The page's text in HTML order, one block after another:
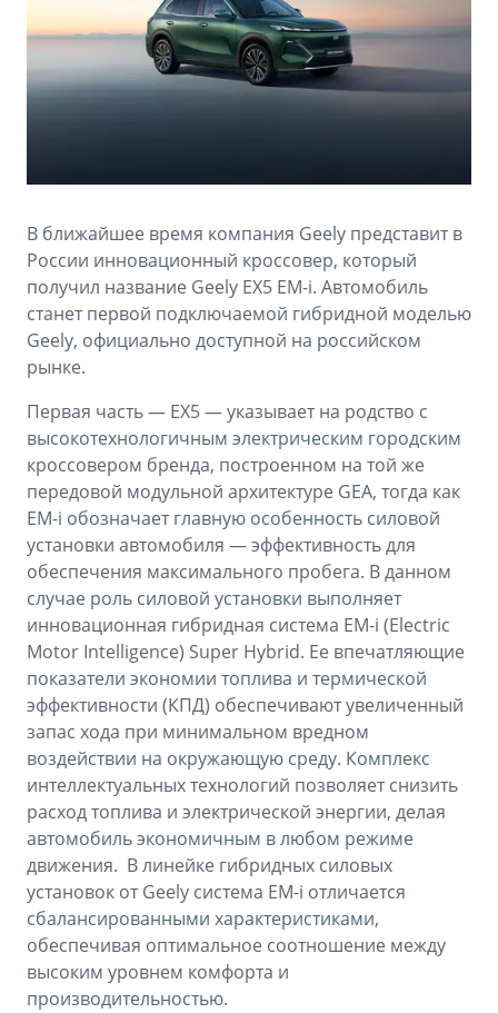
OKAVANGO MONJARO
PREFACE GEELY EX5
от 3 769 990 ₽*
Зарядные устройства
Страхование
GEELY Лизинг
Советы по эксплуатации
Спецпредложения
Сервисная книжка
Вопросы и ответы
В ближайшее время компания Geely представит в
России инновационный кроссовер, который
получил название Geely EX5 EM-i. Автомобиль
станет первой подключаемой гибридной моделью
Geely, официально доступной на российском
рынке.
Первая часть — EX5 — указывает на родство с
высокотехнологичным электрическим городским
кроссовером бренда, построенном на той же
передовой модульной архитектуре GEA, тогда как
EM-i обозначает главную особенность силовой
установки автомобиля — эффективность для
обеспечения максимального пробега. В данном
случае роль силовой установки выполняет
инновационная гибридная система EM-i (Electric
Motor Intelligence) Super Hybrid. Ее впечатляющие
показатели экономии топлива и термической
эффективности (КПД) обеспечивают увеличенный
запас хода при минимальном вредном
воздействии на окружающую среду. Комплекс
интеллектуальных технологий позволяет снизить
расход топлива и электрической энергии, делая
автомобиль экономичным в любом режиме
движения. В линейке гибридных силовых
установок от Geely система EM-i отличается
сбалансированными характеристиками,
обеспечивая оптимальное соотношение между
высоким уровнем комфорта и
производительностью.